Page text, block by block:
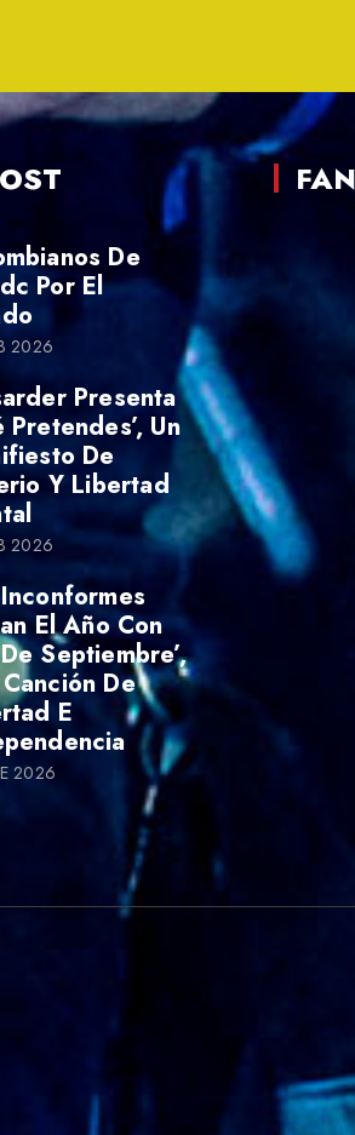
De
Por El
2026
Presenta
Pretendes’, Un
De
Y Libertad
2026
El Año Con
Septiembre’,
De
E
2026